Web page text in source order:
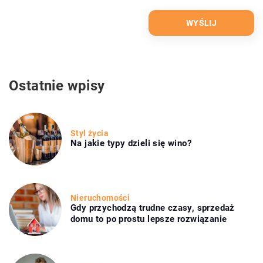
Ostatnie wpisy
Styl życia
Na jakie typy dzieli się wino?
Nieruchomości
Gdy przychodzą trudne czasy, sprzedaż
domu to po prostu lepsze rozwiązanie